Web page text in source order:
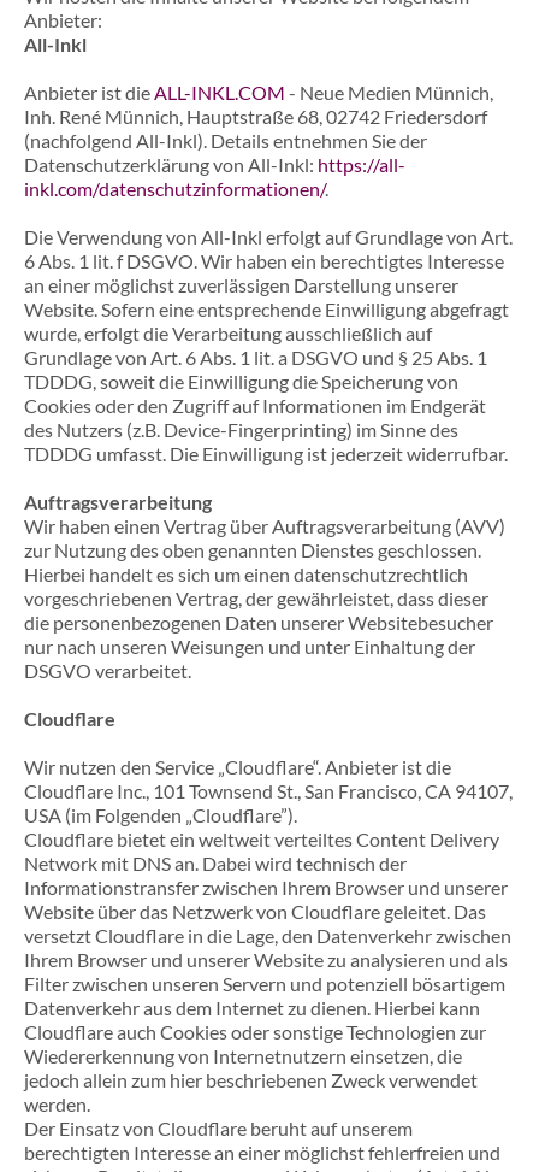
Anbieter:
All-Inkl
Anbieter ist die ALL-INKL.COM - Neue Medien Münnich,
Inh. René Münnich, Hauptstraße 68, 02742 Friedersdorf
(nachfolgend All-Inkl). Details entnehmen Sie der
Datenschutzerklärung von All-Inkl: https://all-
inkl.com/datenschutzinformationen/.
Die Verwendung von All-Inkl erfolgt auf Grundlage von Art.
6 Abs. 1 lit. f DSGVO. Wir haben ein berechtigtes Interesse
an einer möglichst zuverlässigen Darstellung unserer
Website. Sofern eine entsprechende Einwilligung abgefragt
wurde, erfolgt die Verarbeitung ausschließlich auf
Grundlage von Art. 6 Abs. 1 lit. a DSGVO und § 25 Abs. 1
TDDDG, soweit die Einwilligung die Speicherung von
Cookies oder den Zugriff auf Informationen im Endgerät
des Nutzers (z.B. Device-Fingerprinting) im Sinne des
TDDDG umfasst. Die Einwilligung ist jederzeit widerrufbar.
Auftragsverarbeitung
Wir haben einen Vertrag über Auftragsverarbeitung (AVV)
zur Nutzung des oben genannten Dienstes geschlossen.
Hierbei handelt es sich um einen datenschutzrechtlich
vorgeschriebenen Vertrag, der gewährleistet, dass dieser
die personenbezogenen Daten unserer Websitebesucher
nur nach unseren Weisungen und unter Einhaltung der
DSGVO verarbeitet.
Cloudflare
Wir nutzen den Service „Cloudflare“. Anbieter ist die
Cloudflare Inc., 101 Townsend St., San Francisco, CA 94107,
USA (im Folgenden „Cloudflare”).
Cloudflare bietet ein weltweit verteiltes Content Delivery
Network mit DNS an. Dabei wird technisch der
Informationstransfer zwischen Ihrem Browser und unserer
Website über das Netzwerk von Cloudflare geleitet. Das
versetzt Cloudflare in die Lage, den Datenverkehr zwischen
Ihrem Browser und unserer Website zu analysieren und als
Filter zwischen unseren Servern und potenziell bösartigem
Datenverkehr aus dem Internet zu dienen. Hierbei kann
Cloudflare auch Cookies oder sonstige Technologien zur
Wiedererkennung von Internetnutzern einsetzen, die
jedoch allein zum hier beschriebenen Zweck verwendet
werden.
Der Einsatz von Cloudflare beruht auf unserem
berechtigten Interesse an einer möglichst fehlerfreien und